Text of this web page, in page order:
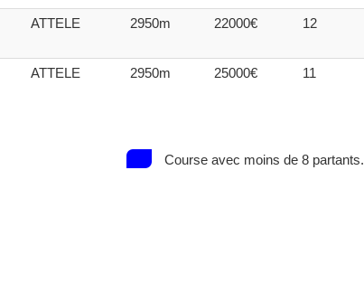
ATTELE 2950m 22000€ 12
ATTELE 2950m 25000€ 11
Course avec moins de 8 partants.